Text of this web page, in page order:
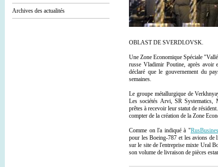
Archives des actualités
OBLAST DE SVERDLOVSK.
Une Zone Economique Spéciale
russe Vladimir Poutine, après avoir
déclaré que le gouvernement du
semaines.
Le groupe métallurgique de
Les sociétés Arvi, SR
prêtes à recevoir leur statut de
compter de la création de la Zone
Comme on l'a indiqué à "
pour les Boeing-787 et les avions de
sur le site de l'entreprise mixte Ural
son volume de livraison de pièces